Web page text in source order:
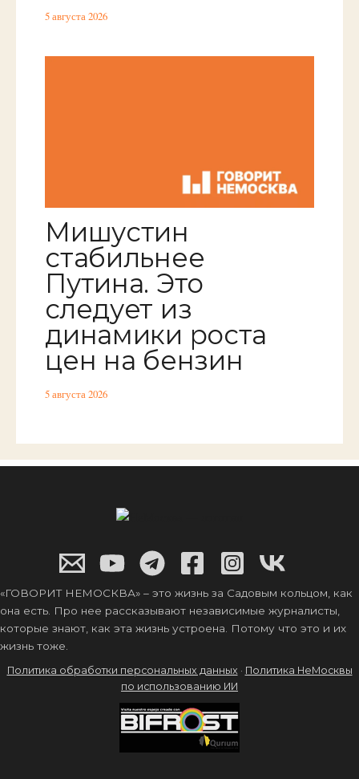
5 августа 2026
Мишустин
стабильнее
Путина. Это
следует из
динамики роста
цен на бензин
5 августа 2026
«ГОВОРИТ НЕМОСКВА» – это жизнь за Садовым кольцом, как
она есть. Про нее рассказывают независимые журналисты,
которые знают, как эта жизнь устроена. Потому что это и их
жизнь тоже.
Политика обработки персональных данных · Политика НеМосквы
по использованию ИИ